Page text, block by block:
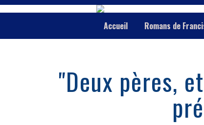
Accueil Romans de
"Deux pères,